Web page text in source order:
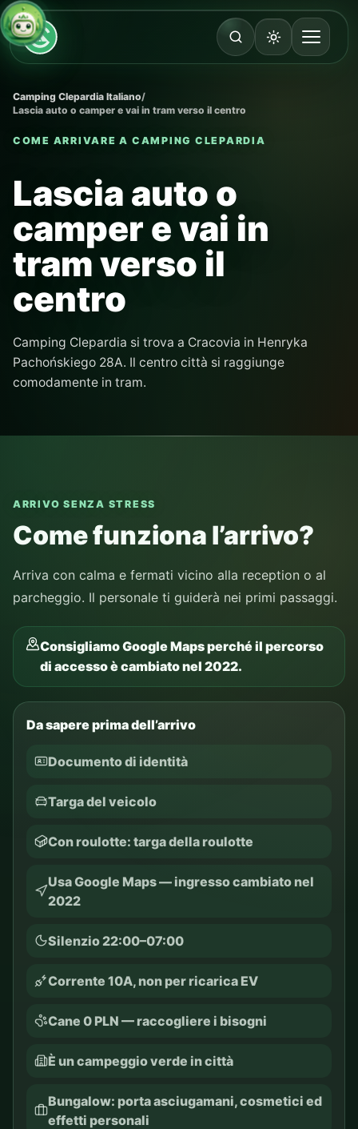
Camping Clepardia Italiano/
Lascia auto o camper e vai in tram verso il centro
COME ARRIVARE A CAMPING CLEPARDIA
Lascia auto o
camper e vai in
tram verso il
centro
Camping Clepardia si trova a Cracovia in Henryka
Pachońskiego 28A. Il centro città si raggiunge
comodamente in tram.
ARRIVO SENZA STRESS
Come funziona l’arrivo?
Arriva con calma e fermati vicino alla reception o al
parcheggio. Il personale ti guiderà nei primi passaggi.
Consigliamo Google Maps perché il percorso
di accesso è cambiato nel 2022.
Da sapere prima dell’arrivo
Documento di identità
Targa del veicolo
Con roulotte: targa della roulotte
Usa Google Maps — ingresso cambiato nel
2022
Silenzio 22:00–07:00
Corrente 10A, non per ricarica EV
Cane 0 PLN — raccogliere i bisogni
È un campeggio verde in città
Bungalow: porta asciugamani, cosmetici ed
effetti personali